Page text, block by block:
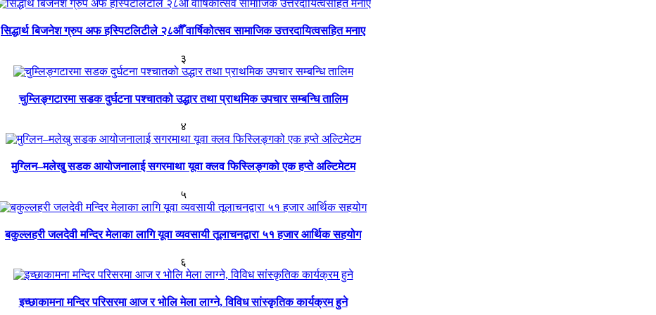
सिद्धार्थ बिजनेश ग्रुप अफ हस्पिटलिटीले २८औँ वार्षिकोत्सव सामाजिक उत्तरदायित्वसहित मनाए
३
चुम्लिङ्गटारमा सडक दुर्घटना पश्चातको उद्धार तथा प्राथमिक उपचार सम्बन्धि तालिम
४
मुग्लिन–मलेखु सडक आयोजनालाई सगरमाथा यूवा क्लव फिस्लिङ्गको एक हप्ते अल्टिमेटम
५
बकुल्लहरी जलदेवी मन्दिर मेलाका लागि यूवा व्यवसायी तूलाचनद्वारा ५१ हजार आर्थिक सहयोग
६
इच्छाकामना मन्दिर परिसरमा आज र भोलि मेला लाग्ने, विविध सांस्कृतिक कार्यक्रम हुने